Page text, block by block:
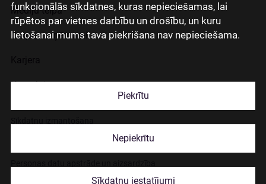
funkcionālās sīkdatnes, kuras nepieciešamas, lai
rūpētos par vietnes darbību un drošību, un kuru
lietošanai mums tava piekrišana nav nepieciešama.
Piekrītu
Nepiekrītu
Sīkdatņu iestatījumi
Mediju telpa
Grupas uzņēmumi
Kontakti